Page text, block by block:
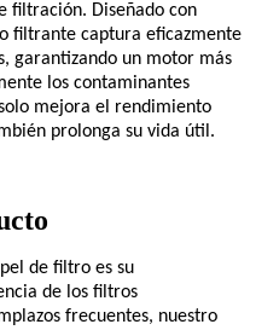
filtración. Diseñado con
filtrante captura eficazmente
garantizando un motor más
los contaminantes
mejora el rendimiento
prolonga su vida útil.
de filtro es su
de los filtros
frecuentes, nuestro